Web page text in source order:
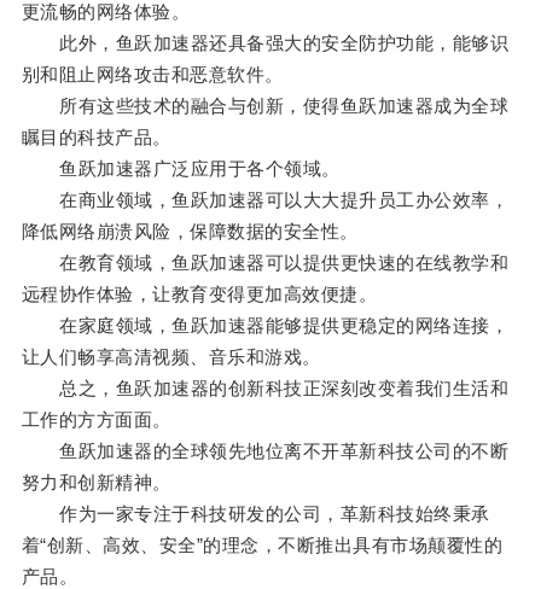
更流畅的网络体验。
此外，鱼跃加速器还具备强大的安全防护功能，能够识
别和阻止网络攻击和恶意软件。
所有这些技术的融合与创新，使得鱼跃加速器成为全球
瞩目的科技产品。
鱼跃加速器广泛应用于各个领域。
在商业领域，鱼跃加速器可以大大提升员工办公效率，
降低网络崩溃风险，保障数据的安全性。
在教育领域，鱼跃加速器可以提供更快速的在线教学和
远程协作体验，让教育变得更加高效便捷。
在家庭领域，鱼跃加速器能够提供更稳定的网络连接，
让人们畅享高清视频、音乐和游戏。
总之，鱼跃加速器的创新科技正深刻改变着我们生活和
工作的方方面面。
鱼跃加速器的全球领先地位离不开革新科技公司的不断
努力和创新精神。
作为一家专注于科技研发的公司，革新科技始终秉承
着“创新、高效、安全”的理念，不断推出具有市场颠覆性的
产品。